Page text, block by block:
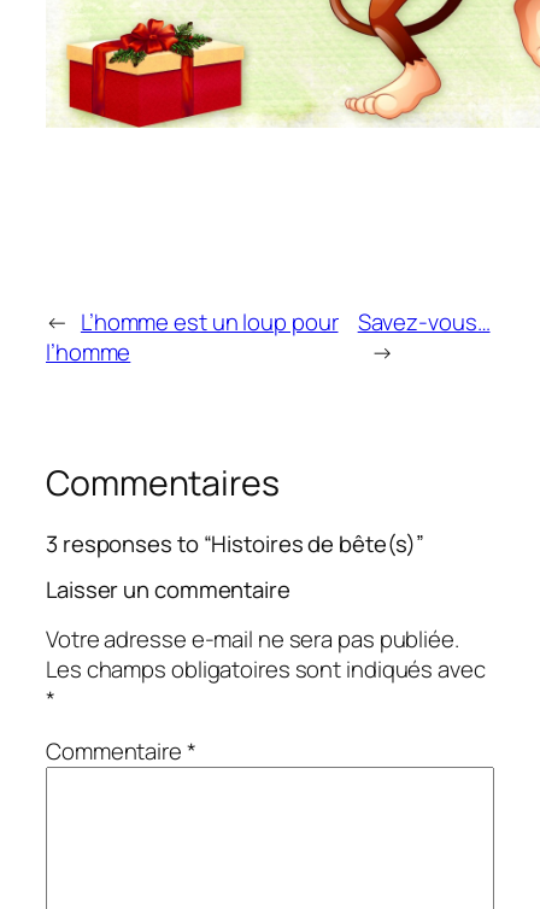
← L’homme est un loup pour
l’homme
Savez-vous…
→
Commentaires
3 responses to “Histoires de bête(s)”
Laisser un commentaire
Votre adresse e-mail ne sera pas publiée.
Les champs obligatoires sont indiqués avec
*
Commentaire*